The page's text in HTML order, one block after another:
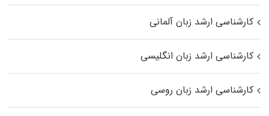
کارشناسی ارشد زبان آلمانی
کارشناسی ارشد زبان انگلیسی
کارشناسی ارشد زبان روسی